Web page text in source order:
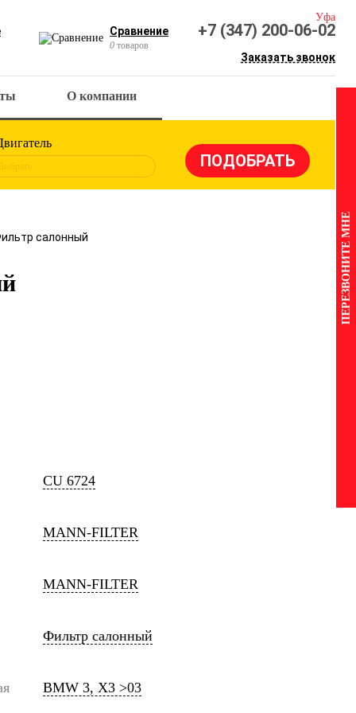
Сравнение
0 товаров
Уфа
+7 (347) 200-06-02
Заказать звонок
О компании
салонный
CU 6724
MANN-FILTER
MANN-FILTER
Фильтр салонный
BMW 3, X3 >03
ПЕРЕЗВОНИТЕ МНЕ